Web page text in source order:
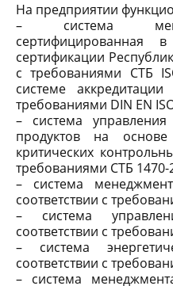
На предприятии
– система
сертифицированная
сертификации
с требованиями СТБ
системе
требованиями DIN EN
– система
продуктов на
критических
требованиями СТБ 1470-
– система
соответствии с
– система
соответствии с
– система
соответствии с
– система